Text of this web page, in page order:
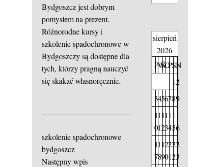
Bydgoszcz jest dobrym
pomysłem na prezent.
Różnorodne kursy i
szkolenie spadochronowe w
Bydgoszczy są dostępne dla
tych, którzy pragną nauczyć
się skakać własnoręcznie.
szkolenie spadochronowe
bydgoszcz
Następny wpis
sierpień
2026
PW
ŚCPSN
12
3456789
1
0
1
1
1
2
1
3
1
4
1
5
1
6
1
7
1
8
1
9
2
0
2
1
2
2
2
3